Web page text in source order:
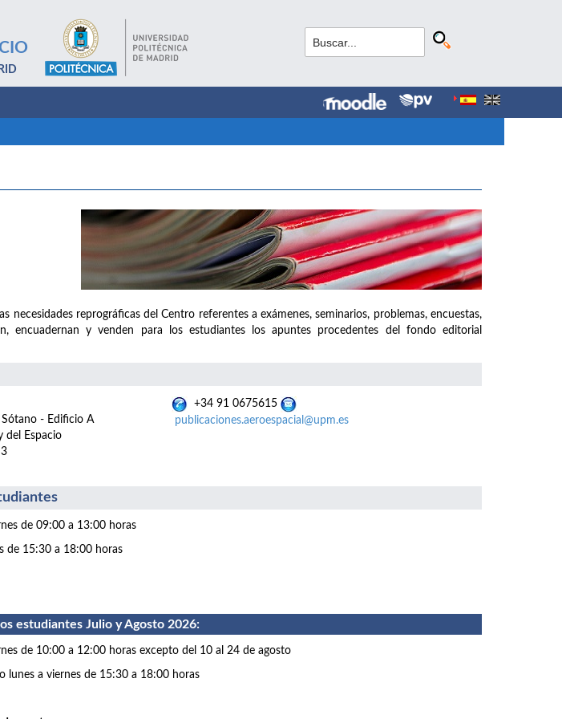
necesidades reprográficas del Centro referentes a exámenes, seminarios, problemas, encuestas,
encuadernan y venden para los estudiantes los apuntes procedentes del fondo editorial
- Edificio A
del Espacio
+34 91 0675615
publicaciones.aeroespacial@upm.es
de 09:00 a 13:00 horas
de 15:30 a 18:00 horas
estudiantes Julio y Agosto 2026:
de 10:00 a 12:00 horas excepto del 10 al 24 de agosto
lunes a viernes de 15:30 a 18:00 horas